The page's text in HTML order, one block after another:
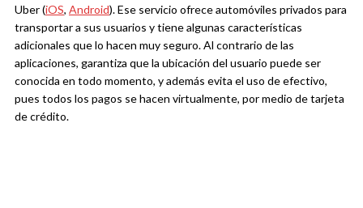
Uber (iOS, Android). Ese servicio ofrece automóviles privados para
transportar a sus usuarios y tiene algunas características
adicionales que lo hacen muy seguro. Al contrario de las
aplicaciones, garantiza que la ubicación del usuario puede ser
conocida en todo momento, y además evita el uso de efectivo,
pues todos los pagos se hacen virtualmente, por medio de tarjeta
de crédito.